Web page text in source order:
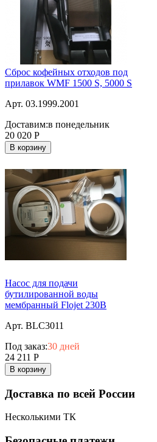
Сброс кофейных отходов под
прилавок WMF 1500 S, 5000 S
Арт. 03.1999.2001
Доставим:в понедельник
20 020 Р
В корзину
Насос для подачи
бутилированной воды
мембранный Flojet 230В
Арт. BLC3011
Под заказ:30 дней
24 211 Р
В корзину
Доставка по всей России
Несколькими ТК